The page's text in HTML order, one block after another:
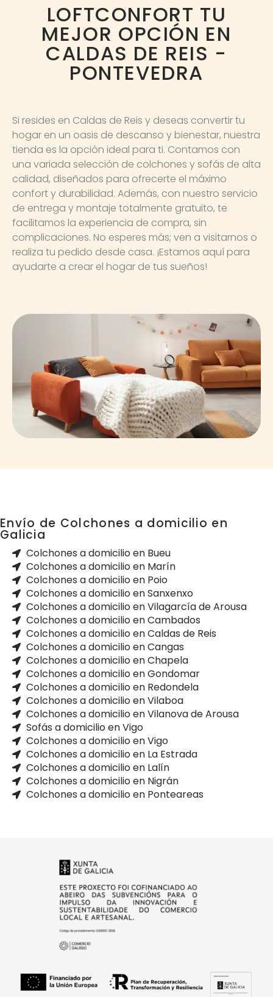
LOFTCONFORT TU
MEJOR OPCIÓN EN
CALDAS DE REIS -
PONTEVEDRA
Si resides en Caldas de Reis y deseas convertir tu
hogar en un oasis de descanso y bienestar, nuestra
tienda es la opción ideal para ti. Contamos con
una variada selección de colchones y sofás de alta
calidad, diseñados para ofrecerte el máximo
confort y durabilidad. Además, con nuestro servicio
de entrega y montaje totalmente gratuito, te
facilitamos la experiencia de compra, sin
complicaciones. No esperes más; ven a visitarnos o
realiza tu pedido desde casa. ¡Estamos aquí para
ayudarte a crear el hogar de tus sueños!​
Envío de Colchones a domicilio en
Galicia
Colchones a domicilio en Bueu
Colchones a domicilio en Marín
Colchones a domicilio en Poio
Colchones a domicilio en Sanxenxo
Colchones a domicilio en Vilagarcía de Arousa
Colchones a domicilio en Cambados
Colchones a domicilio en Caldas de Reis
Colchones a domicilio en Cangas
Colchones a domicilio en Chapela
Colchones a domicilio en Gondomar
Colchones a domicilio en Redondela
Colchones a domicilio en Vilaboa
Colchones a domicilio en Vilanova de Arousa
Sofás a domicilio en Vigo
Colchones a domicilio en Vigo
Colchones a domicilio en La Estrada
Colchones a domicilio en Lalín
Colchones a domicilio en Nigrán
Colchones a domicilio en Ponteareas